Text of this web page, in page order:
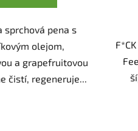
sprchová pena s
olejom,
a grapefruitovou
čistí, regeneruje...